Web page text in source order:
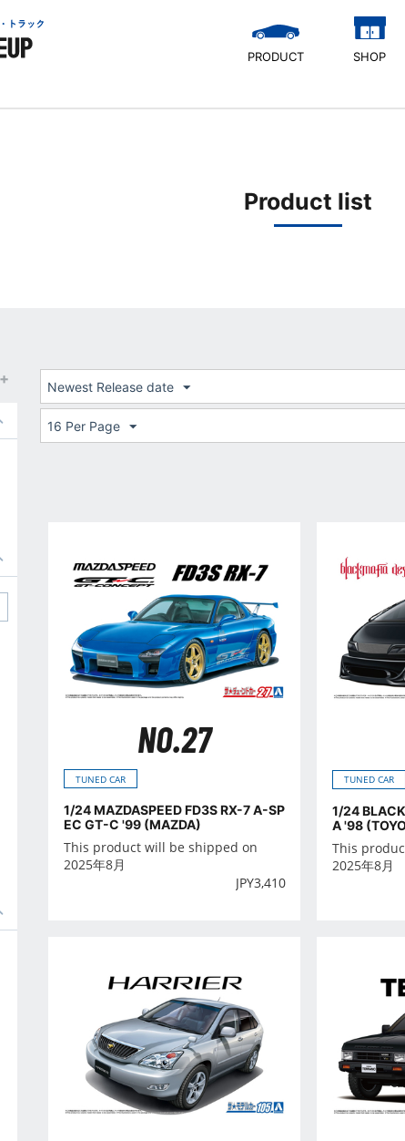
PRODUCT SHOP
Product list
Newest Release date
16 Per Page
NO.27
TUNED CAR
1/24 MAZDASPEED FD3S RX-7 A-SP
EC GT-C '99 (MAZDA)
This product will be shipped on
2025年8月
JPY3,410
TUNED CAR
1/24
A '98
This
2025年8月